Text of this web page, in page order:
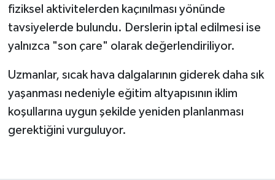
fiziksel aktivitelerden kaçınılması yönünde
tavsiyelerde bulundu. Derslerin iptal edilmesi ise
yalnızca "son çare" olarak değerlendiriliyor.
Uzmanlar, sıcak hava dalgalarının giderek daha sık
yaşanması nedeniyle eğitim altyapısının iklim
koşullarına uygun şekilde yeniden planlanması
gerektiğini vurguluyor.